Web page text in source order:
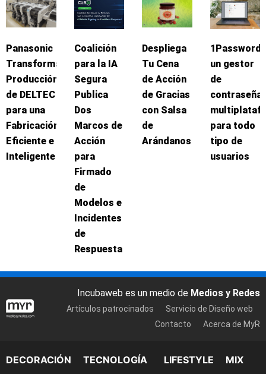
Panasonic
Transforma
Producción
de DELTEC
para una
Fabricación
Eficiente e
Inteligente
Coalición
para la IA
Segura
Publica
Dos
Marcos de
Acción
para
Firmado
de
Modelos e
Incidentes
de
Respuesta
Despliega
Tu Cena
de Acción
de Gracias
con Salsa
de
Arándanos
1Password:
un gestor
de
para todo
tipo de
usuarios
Incubaweb es un medio de Medios y Redes
Artículos patrocinados
Servicio de Diseño web
Contacto
Acerca de MyR
DECORACIÓN TECNOLOGÍA LIFESTYLE MIX